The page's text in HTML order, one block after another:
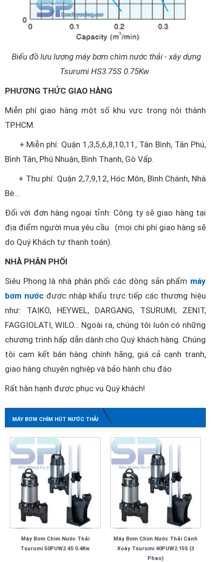
Biểu đồ lưu lượng máy bơm chìm nước thải - xây dựng
Tsurumi HS3.75S 0.75Kw
PHƯƠNG THỨC GIAO HÀNG
Miễn phí giao hàng một số khu vực trong nội thành
TP.HCM.
+ Miễn phí: Quận 1,3,5,6,8,10,11, Tân Bình, Tân Phú,
Bình Tân, Phú Nhuận, Bình Thạnh, Gò Vấp.
+ Thu phí: Quận 2,7,9,12, Hóc Môn, Bình Chánh, Nhà
Bè…
Đối với đơn hàng ngoại tỉnh: Công ty sẽ giao hàng tại
địa điểm người mua yêu cầu (mọi chi phí giao hàng sẽ
do Quý Khách tự thanh toán).
NHÀ PHÂN PHỐI
Siêu Phong là nhà phân phối các dòng sản phẩm máy
bơm nước được nhập khẩu trực tiếp các thương hiệu
như: TAIKO, HEYWEL, DARGANG, TSURUMI, ZENIT,
FAGGIOLATI, WILO… Ngoài ra, chúng tôi luôn có những
chương trình hấp dẫn dành cho Quý khách hàng. Chúng
tôi cam kết bán hàng chính hãng, giá cả cạnh tranh,
giao hàng chuyên nghiệp và bảo hành chu đáo
Rất hân hạnh được phục vụ Quý khách!
MÁY BƠM CHÌM HÚT NƯỚC THẢI
Máy Bơm Chìm Nước Thải
Tsurumi 50PUW2.4S 0.4Kw
Máy Bơm Chìm Nước Thải Cánh
Xoáy Tsurumi 40PUW2.15S (3
Phao)